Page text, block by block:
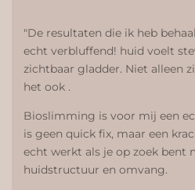
"De resultaten die ik heb
echt verbluffend! huid voelt
zichtbaar gladder. Niet alleen
het ook .
Bioslimming is voor mij een
is geen quick fix, maar een
echt werkt als je op zoek bent
huidstructuur en omvang.